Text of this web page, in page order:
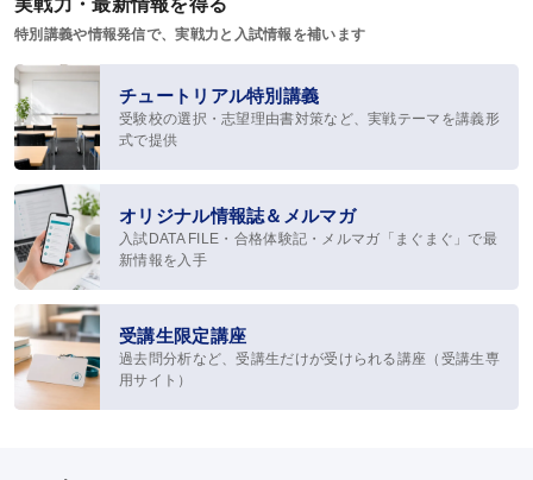
受講サポート
受講サポート一覧
個別カウンセリング
（講師・チューター個別相談）
自習室
質問システム
チュートリアル特別講義
各種テスト
過去問題・試験アンケート閲覧
実戦力・最新情報を得る
特別講義や情報発信で、実戦力と入試情報を補います
チュートリアル特別講義
受験校の選択・志望理由書対策など、実戦テーマを講義形
式で提供
オリジナル情報誌＆メルマガ
入試DATA FILE・合格体験記・メルマガ「まぐまぐ」で最
新情報を入手
受講生限定講座
過去問分析など、受講生だけが受けられる講座（受講生専
用サイト）